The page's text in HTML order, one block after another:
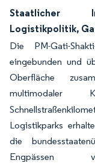
Staatlicher
Logistikpolitik,
Die PM-Gati-
eingebunden und
Oberfläche
multimodaler
Logistikparks
die
Engpässen